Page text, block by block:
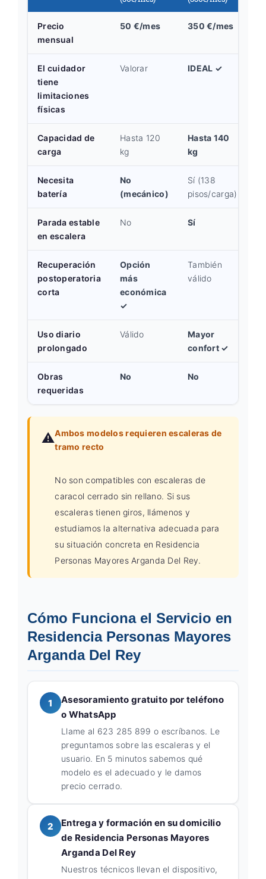
Precio
mensual
50 €/mes 350 €/mes
El cuidador
tiene
limitaciones
físicas
Valorar IDEAL ✓
Capacidad de
carga
Hasta 120
kg
Hasta 140
kg
Necesita
batería
No
(mecánico)
Sí (138
pisos/carga)
Parada estable
en escalera
No Sí
Recuperación
postoperatoria
corta
Opción
más
económica
✓
También
válido
Uso diario
prolongado
Válido
Mayor
confort ✓
Obras
requeridas
No No
⚠️Ambos modelos requieren escaleras de
tramo recto
No son compatibles con escaleras de
caracol cerrado sin rellano. Si sus
escaleras tienen giros, llámenos y
estudiamos la alternativa adecuada para
su situación concreta en Residencia
Personas Mayores Arganda Del Rey.
Cómo Funciona el Servicio en
Residencia Personas Mayores
Arganda Del Rey
1
Asesoramiento gratuito por teléfono
o WhatsApp
Llame al 623 285 899 o escríbanos. Le
preguntamos sobre las escaleras y el
usuario. En 5 minutos sabemos qué
modelo es el adecuado y le damos
precio cerrado.
2
Entrega y formación en su domicilio
de Residencia Personas Mayores
Arganda Del Rey
Nuestros técnicos llevan el dispositivo,